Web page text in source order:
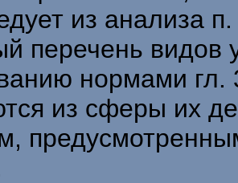
из анализа
перечень видов
нормами
из сферы их